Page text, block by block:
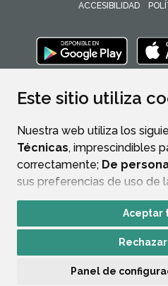
Este sitio utiliza
Nuestra web utiliza los
Técnicas, imprescindibles
correctamente; De
sus preferencias de uso de
mejorar el funcionamiento
Si acepta pulsando el botón
consideramos que acepta
ninguna acción, se
Aceptar
Panel de
ACCESIBILIDAD